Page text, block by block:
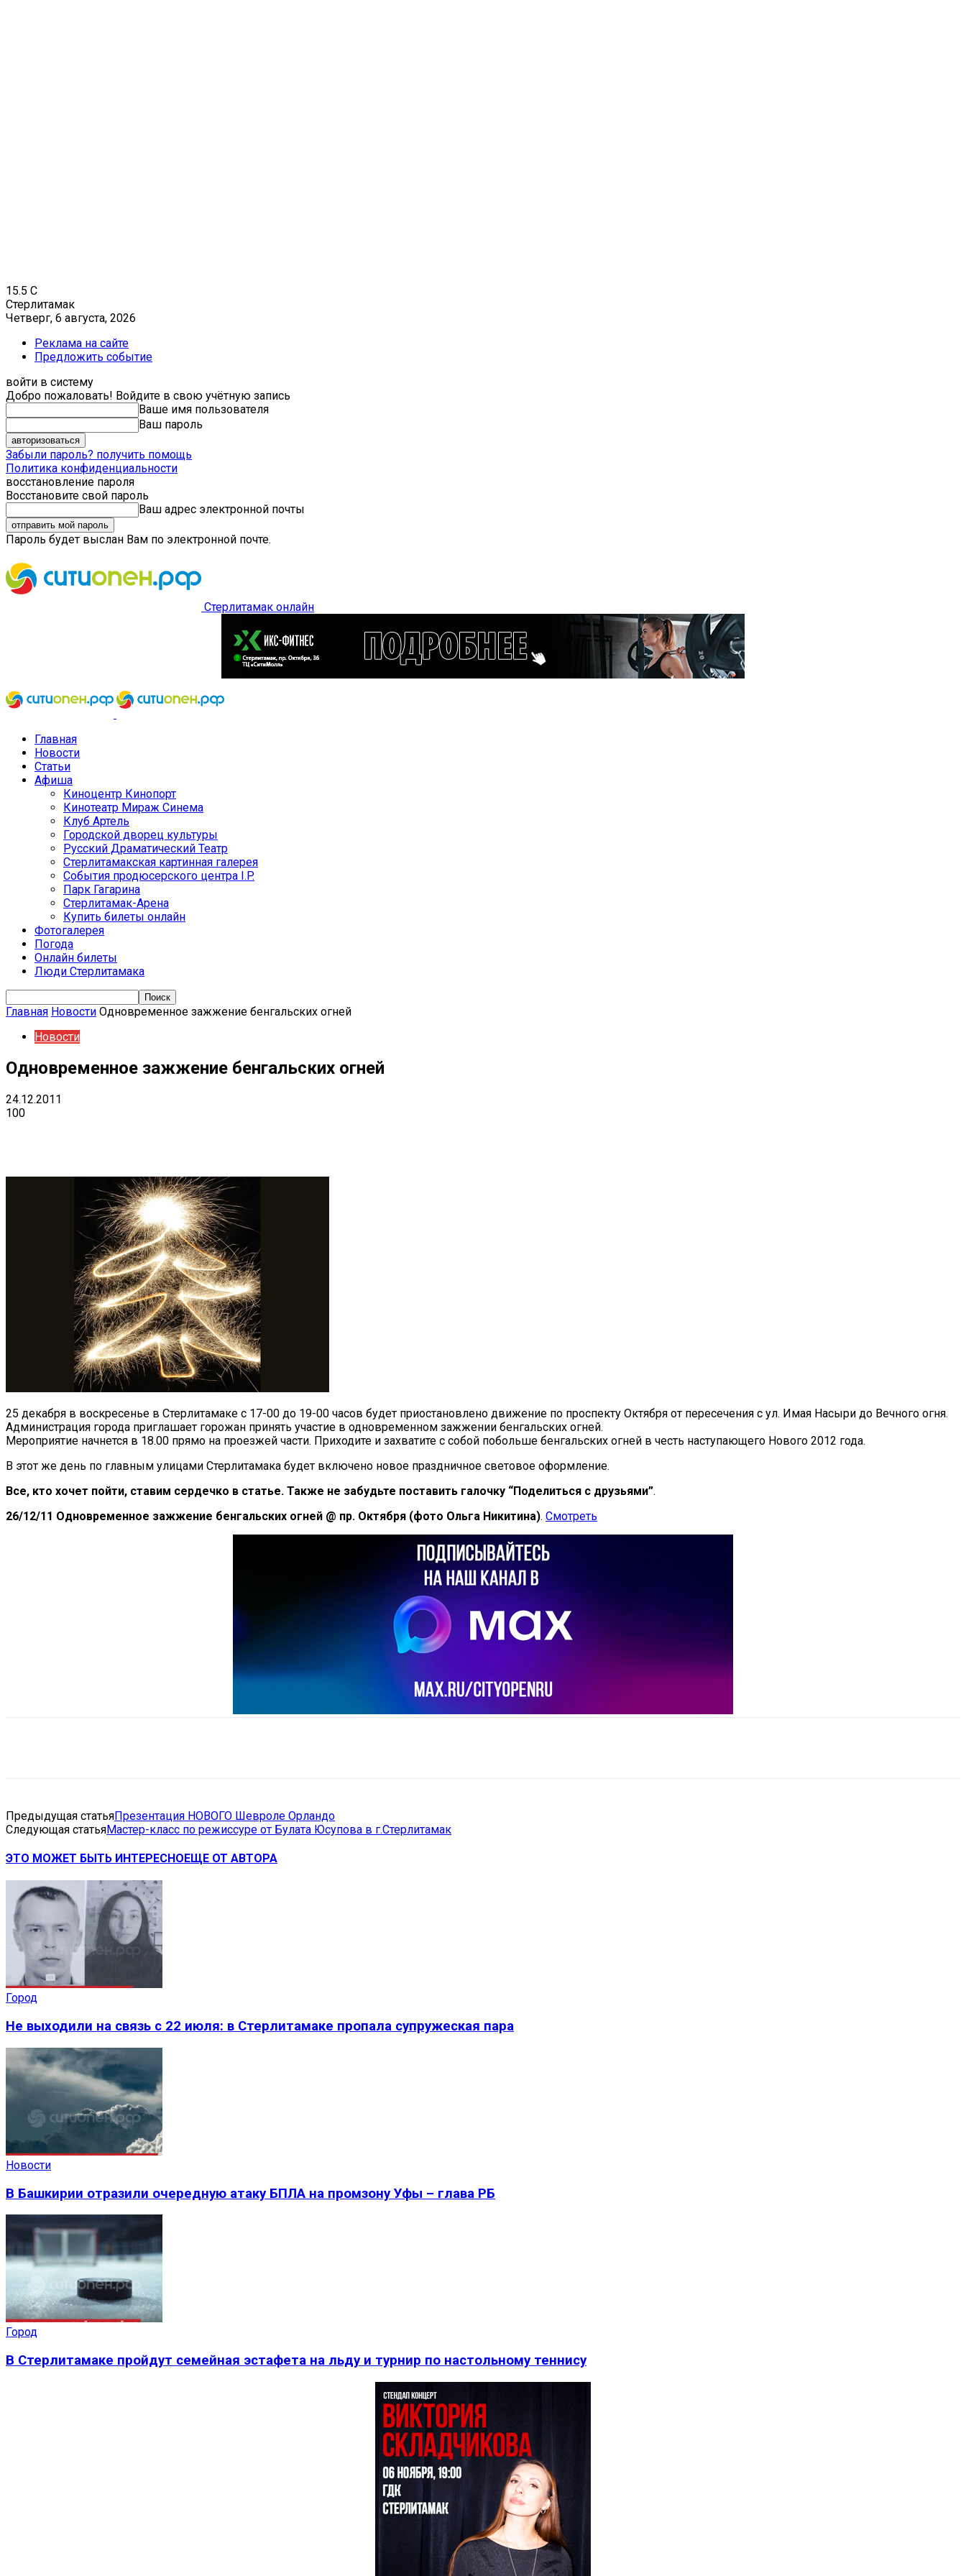
15.5 C
Стерлитамак
Четверг, 6 августа, 2026
Реклама на сайте
Предложить событие
войти в систему
Добро пожаловать! Войдите в свою учётную запись
Ваше имя пользователя
Ваш пароль
Забыли пароль? получить помощь
Политика конфиденциальности
восстановление пароля
Восстановите свой пароль
Ваш адрес электронной почты
Пароль будет выслан Вам по электронной почте.
Стерлитамак онлайн
Главная
Новости
Статьи
Афиша
Киноцентр Кинопорт
Кинотеатр Мираж Синема
Клуб Артель
Городской дворец культуры
Русский Драматический Театр
Стерлитамакская картинная галерея
События продюсерского центра I.P.
Парк Гагарина
Стерлитамак-Арена
Купить билеты онлайн
Фотогалерея
Погода
Онлайн билеты
Люди Стерлитамака
Главная Новости Одновременное зажжение бенгальских огней
Новости
Одновременное зажжение бенгальских огней
24.12.2011
100
25 декабря в воскресенье в Стерлитамаке с 17-00 до 19-00 часов будет приостановлено движение по проспекту Октября от пересечения с ул. Имая Насыри до Вечного огня.
Администрация города приглашает горожан принять участие в одновременном зажжении бенгальских огней.
Мероприятие начнется в 18.00 прямо на проезжей части. Приходите и захватите с собой побольше бенгальских огней в честь наступающего Нового 2012 года.
В этот же день по главным улицами Стерлитамака будет включено новое праздничное световое оформление.
Все, кто хочет пойти, ставим сердечко в статье. Также не забудьте поставить галочку “Поделиться с друзьями”.
26/12/11 Одновременное зажжение бенгальских огней @ пр. Октября (фото Ольга Никитина). Смотреть
Предыдущая статьяПрезентация НОВОГО Шевроле Орландо
Следующая статьяМастер-класс по режиссуре от Булата Юсупова в г.Стерлитамак
ЭТО МОЖЕТ БЫТЬ ИНТЕРЕСНОЕЩЕ ОТ АВТОРА
Город
Не выходили на связь с 22 июля: в Стерлитамаке пропала супружеская пара
Новости
В Башкирии отразили очередную атаку БПЛА на промзону Уфы – глава РБ
Город
В Стерлитамаке пройдут семейная эстафета на льду и турнир по настольному теннису